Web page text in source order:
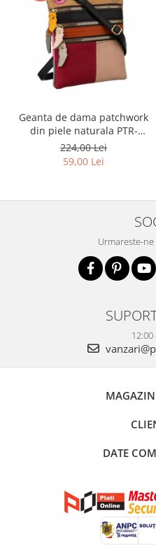
Geanta de dama patchwork
din piele naturala PTR-
1718-SKL-6922 MULTI
224,00 Lei
59,00 Lei
Urmareste-
12:00
DATE